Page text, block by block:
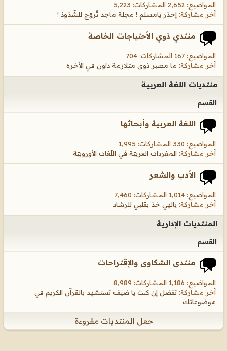
المواضيع: 2,652 المشاركات: 5,223
آخر مشاركة: إحذر يامسلم ! مجلة ماجد تُروّج للشّذوذ !
منتدي ذوي الأحتياجات الخاصة
المواضيع: 167 المشاركات: 704
آخر مشاركة: ما مصير ذوي متلازمة داون في الأخره
منتديات اللغة العربية
القسم
اللغة العربية وأبحاثها
المواضيع: 330 المشاركات: 1,995
آخر مشاركة: المفردات العربيّة في اللّغات الأوروبيّة
الأدب والشعر
المواضيع: 1,014 المشاركات: 7,460
آخر مشاركة: يالهي خذ بقلبي للرشاد
المنتديات الإدارية
القسم
منتدى الشكاوى والإقتراحات
المواضيع: 1,186 المشاركات: 8,989
آخر مشاركة: تفضل إن كنت يا ضيف تستشهد بالقرآن الكريم في
موضوعاتك
جعل المنتديات مقروءة